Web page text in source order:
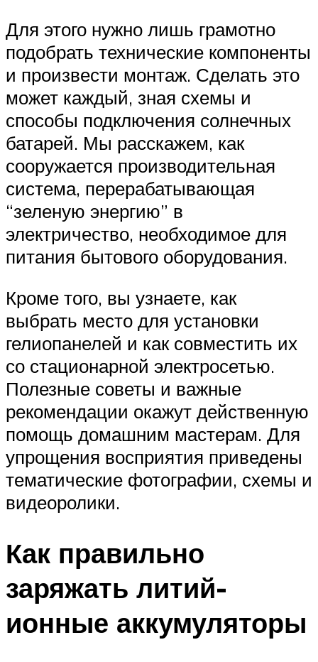
Для этого нужно лишь грамотно
подобрать технические компоненты
и произвести монтаж. Сделать это
может каждый, зная схемы и
способы подключения солнечных
батарей. Мы расскажем, как
сооружается производительная
система, перерабатывающая
“зеленую энергию” в
электричество, необходимое для
питания бытового оборудования.
Кроме того, вы узнаете, как
выбрать место для установки
гелиопанелей и как совместить их
со стационарной электросетью.
Полезные советы и важные
рекомендации окажут действенную
помощь домашним мастерам. Для
упрощения восприятия приведены
тематические фотографии, схемы и
видеоролики.
Как правильно
заряжать литий-
ионные аккумуляторы